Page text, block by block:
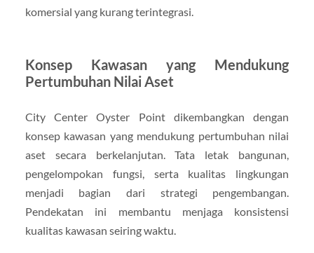
komersial yang kurang terintegrasi.
Konsep Kawasan yang Mendukung
Pertumbuhan Nilai Aset
City Center Oyster Point dikembangkan dengan
konsep kawasan yang mendukung pertumbuhan nilai
aset secara berkelanjutan. Tata letak bangunan,
pengelompokan fungsi, serta kualitas lingkungan
menjadi bagian dari strategi pengembangan.
Pendekatan ini membantu menjaga konsistensi
kualitas kawasan seiring waktu.